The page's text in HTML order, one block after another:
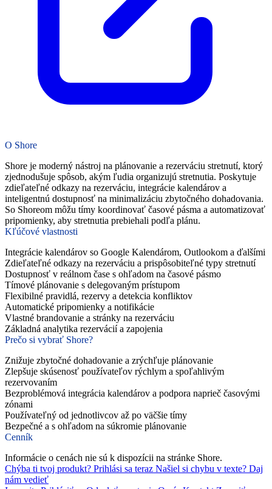
O Shore
Shore je moderný nástroj na plánovanie a rezerváciu stretnutí, ktorý
zjednodušuje spôsob, akým ľudia organizujú stretnutia. Poskytuje
zdieľateľné odkazy na rezerváciu, integrácie kalendárov a
inteligentnú dostupnosť na minimalizáciu zbytočného dohadovania.
So Shoreom môžu tímy koordinovať časové pásma a automatizovať
pripomienky, aby stretnutia prebiehali podľa plánu.
Kľúčové vlastnosti
Integrácie kalendárov so Google Kalendárom, Outlookom a ďalšími
Zdieľateľné odkazy na rezerváciu a prispôsobiteľné typy stretnutí
Dostupnosť v reálnom čase s ohľadom na časové pásmo
Tímové plánovanie s delegovaným prístupom
Flexibilné pravidlá, rezervy a detekcia konfliktov
Automatické pripomienky a notifikácie
Vlastné brandovanie a stránky na rezerváciu
Základná analytika rezervácií a zapojenia
Prečo si vybrať Shore?
Znižuje zbytočné dohadovanie a zrýchľuje plánovanie
Zlepšuje skúsenosť používateľov rýchlym a spoľahlivým
rezervovaním
Bezproblémová integrácia kalendárov a podpora naprieč časovými
zónami
Používateľný od jednotlivcov až po väčšie tímy
Bezpečné a s ohľadom na súkromie plánovanie
Cenník
Informácie o cenách nie sú k dispozícii na stránke Shore.
Chýba ti tvoj produkt? Prihlási sa teraz Našiel si chybu v texte? Daj
nám vedieť